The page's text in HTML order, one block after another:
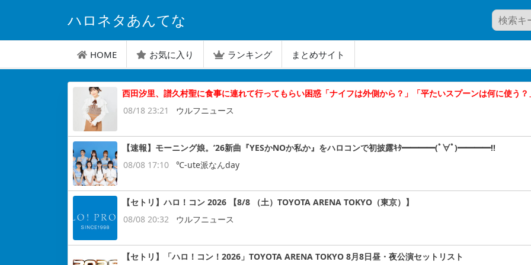
ハロネタあんてな
HOME お気に入り ランキング まとめサイト
西田汐里、譜久村聖に食事に連れて行ってもらい困惑「ナイフは外側から？」「平たいスプーンは何に使う？
08/18 23:21
ウルフニュース
【速報】モーニング娘。’26新曲『YESかNOか私か』をハロコンで初披露ｷﾀ━━━━(ﾟ∀ﾟ)━━━━!!
08/08 17:10
℃-ute派なんday
【セトリ】ハロ！コン 2026 【8/8 （土）TOYOTA ARENA TOKYO（東京）】
08/08 20:32
ウルフニュース
【セトリ】「ハロ！コン！2026」TOYOTA ARENA TOKYO 8月8日昼・夜公演セットリスト